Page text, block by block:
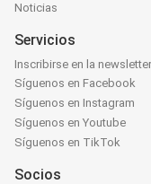
Noticias
Servicios
Inscribirse en la newsletter
Síguenos en Facebook
Síguenos en Instagram
Síguenos en Youtube
Síguenos en TikTok
Socios